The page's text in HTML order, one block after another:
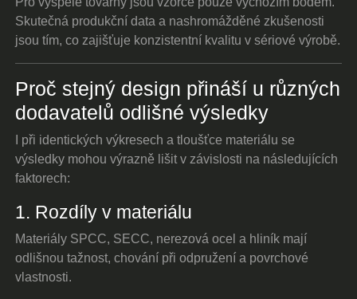
Skutečná produkční data a nashromážděné zkušenosti
jsou tím, co zajišťuje konzistentní kvalitu v sériové výrobě.
Proč stejný design přináší u různých
dodavatelů odlišné výsledky
I při identických výkresech a tloušťce materiálu se
výsledky mohou výrazně lišit v závislosti na následujících
faktorech:
1. Rozdíly v materiálu
Materiály SPCC, SECC, nerezová ocel a hliník mají
odlišnou tažnost, chování při odpružení a povrchové
vlastnosti.